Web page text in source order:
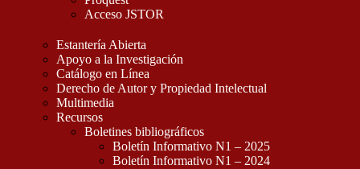
Acceso JSTOR
Estantería Abierta
Apoyo a la Investigación
Catálogo en Línea
Derecho de Autor y Propiedad Intelectual
Multimedia
Recursos
Boletines bibliográficos
Boletín Informativo N1 – 2025
Boletín Informativo N1 – 2024